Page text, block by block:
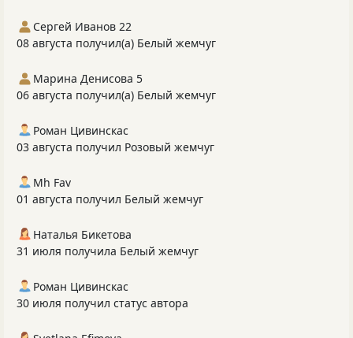
Сергей Иванов 22
08 августа получил(а) Белый жемчуг
Марина Денисова 5
06 августа получил(а) Белый жемчуг
Роман Цивинскас
03 августа получил Розовый жемчуг
Mh Fav
01 августа получил Белый жемчуг
Наталья Бикетова
31 июля получила Белый жемчуг
Роман Цивинскас
30 июля получил статус автора